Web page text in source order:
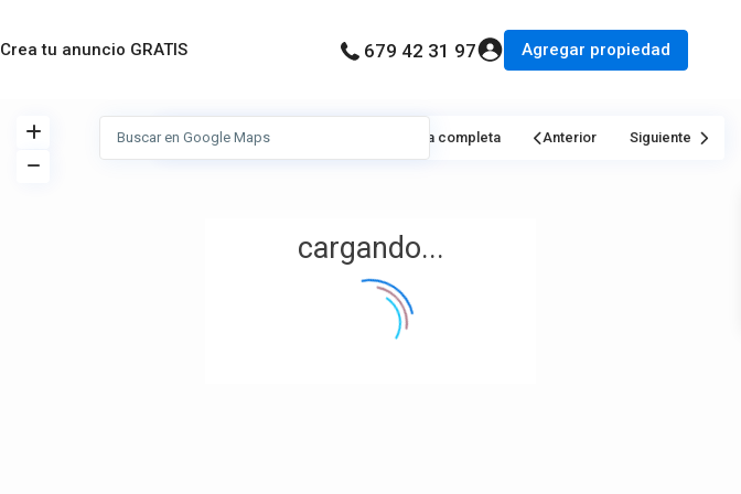
Crea tu anuncio GRATIS 679 42 31 97 Agregar propiedad
cargando...
Ver Mi Ubicación Pantalla completa Anterior Siguiente